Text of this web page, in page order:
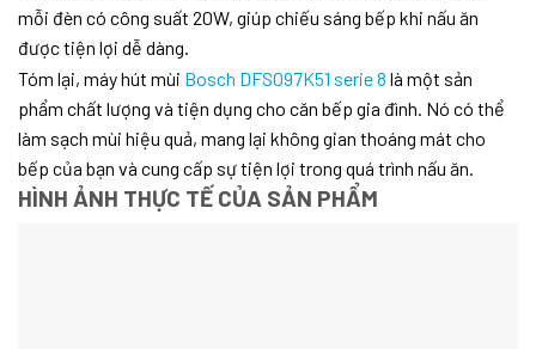
mỗi đèn có công suất 20W, giúp chiếu sáng bếp khi nấu ăn
được tiện lợi dễ dàng.
Tóm lại, máy hút mùi Bosch DFS097K51 serie 8 là một sản
phẩm chất lượng và tiện dụng cho căn bếp gia đình. Nó có thể
làm sạch mùi hiệu quả, mang lại không gian thoáng mát cho
bếp của bạn và cung cấp sự tiện lợi trong quá trình nấu ăn.
HÌNH ẢNH THỰC TẾ CỦA SẢN PHẨM